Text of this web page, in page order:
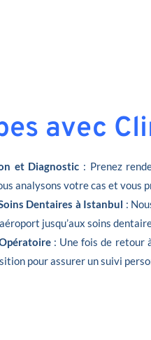
avec
et Diagnostic : Prenez
analysons votre cas et vous
Dentaires à Istanbul :
jusqu’aux soins
: Une fois de retour
pour assurer un suivi